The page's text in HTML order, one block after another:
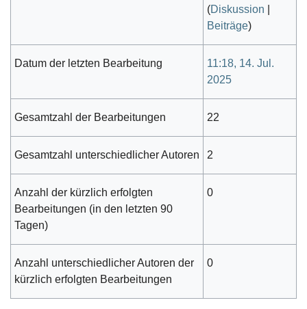
(Diskussion
Beiträge)
Datum der letzten Bearbeitung
11:18, 14. Jul.
2025
Gesamtzahl der Bearbeitungen 22
Gesamtzahl unterschiedlicher Autoren 2
Anzahl der kürzlich erfolgten
Bearbeitungen (in den letzten 90
Tagen)
0
Anzahl unterschiedlicher Autoren der
kürzlich erfolgten Bearbeitungen
0